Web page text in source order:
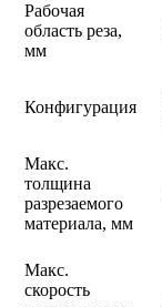
Рабочая
область реза,
мм
Конфигурация
Макс.
толщина
разрезаемого
материала, мм
Макс.
скорость